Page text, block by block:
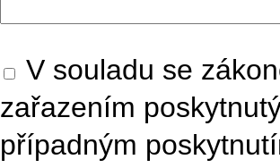
V souladu se
zařazením
případným